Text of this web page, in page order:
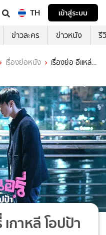
TH
เข้าสู่ระบบ
ข่าวละคร ข่าวหนัง รี
เรื่องย่อหนัง
เรื่องย่อ อีแหล่
กาหลี โอปป้า